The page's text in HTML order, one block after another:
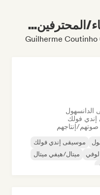
المحترفين...
الدانسهول
فولك
إنتاجهم
موسيقى إندي فولك
ميتال/هيفي ميتال